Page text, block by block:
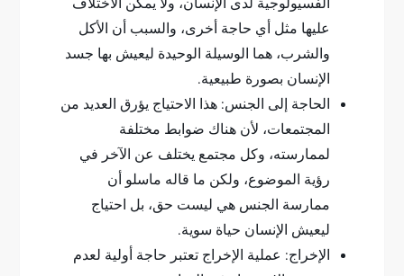
عليها مثل أي حاجة أخرى، والسبب أن الأكل
والشرب، هما الوسيلة الوحيدة ليعيش بها جسد
الإنسان بصورة طبيعية.
الحاجة إلى الجنس: هذا الاحتياج يؤرق العديد من
المجتمعات، لأن هناك ضوابط مختلفة
لممارسته، وكل مجتمع يختلف عن الآخر في
رؤية الموضوع، ولكن ما قاله ماسلو أن
ممارسة الجنس هي ليست حق، بل احتياج
ليعيش الإنسان حياة سوية.
الإخراج: عملية الإخراج تعتبر حاجة أولية لعدم